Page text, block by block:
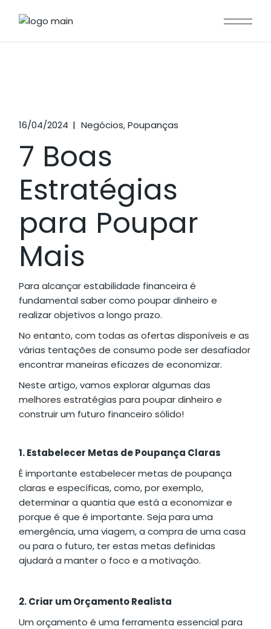
16/04/2024 Negócios Poupanças
7 Boas
Estratégias
para Poupar
Mais
Para alcançar estabilidade financeira é
fundamental saber como poupar dinheiro e
realizar objetivos a longo prazo.
No entanto, com todas as ofertas disponíveis e as
várias tentações de consumo pode ser desafiador
encontrar maneiras eficazes de economizar.
Neste artigo, vamos explorar algumas das
melhores estratégias para poupar dinheiro e
construir um futuro financeiro sólido!
1. Estabelecer Metas de Poupança Claras
É importante estabelecer metas de poupança
claras e específicas, como, por exemplo,
determinar a quantia que está a economizar e
porque é que é importante. Seja para uma
emergência, uma viagem, a compra de uma casa
ou para o futuro, ter estas metas definidas
ajudará a manter o foco e a motivação.
2. Criar um Orçamento Realista
Um orçamento é uma ferramenta essencial para